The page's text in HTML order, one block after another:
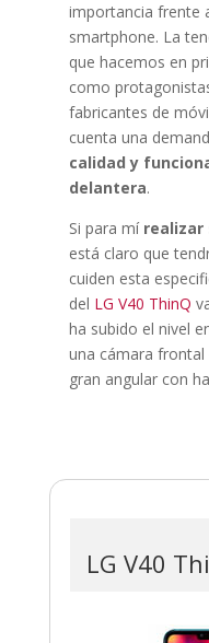
importancia frente
smartphone. La
que hacemos en
como
fabricantes de
cuenta una
calidad y
delantera.
Si para mí realizar
está claro que
cuiden esta
del LG V40 ThinQ
ha subido el nivel
una cámara
gran angular con
LG V40